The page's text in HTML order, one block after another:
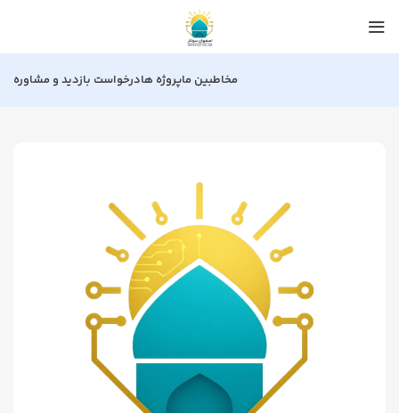
مخاطبین ماپروژه هادرخواست بازدید و مشاوره